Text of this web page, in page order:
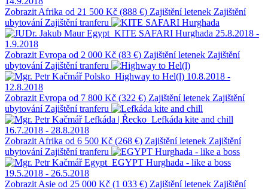
Zobrazit Afrika od 21 500 Kč (888 €) Zajištění letenek Zajištění
ubytování Zajištění tranferu
Egypt KITE SAFARI Hurghada 25.8.2018 -
1.9.2018
Zobrazit Evropa od 2 000 Kč (83 €) Zajištění letenek Zajištění
ubytování Zajištění tranferu
Polsko Highway to Hel(l) 10.8.2018 -
12.8.2018
Zobrazit Evropa od 7 800 Kč (322 €) Zajištění letenek Zajištění
ubytování Zajištění tranferu
Lefkáda | Řecko Lefkáda kite and chill
16.7.2018 - 28.8.2018
Zobrazit Afrika od 6 500 Kč (268 €) Zajištění letenek Zajištění
ubytování Zajištění tranferu
Egypt EGYPT Hurghada - like a boss
19.5.2018 - 26.5.2018
Zobrazit Asie od 25 000 Kč (1 033 €) Zajištění letenek Zajištění